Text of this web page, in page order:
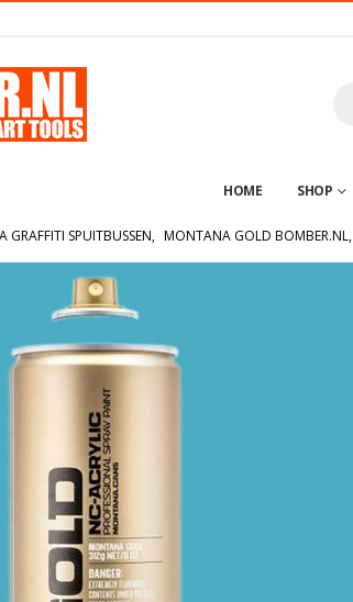
HOME SHOP
GRAFFITI SPUITBUSSEN, MONTANA GOLD BOMBER.NL,